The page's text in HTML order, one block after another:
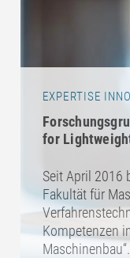
EXPERTISE
for
Seit April 2016
Fakultät für
Kompetenzen
Maschinenbau“.